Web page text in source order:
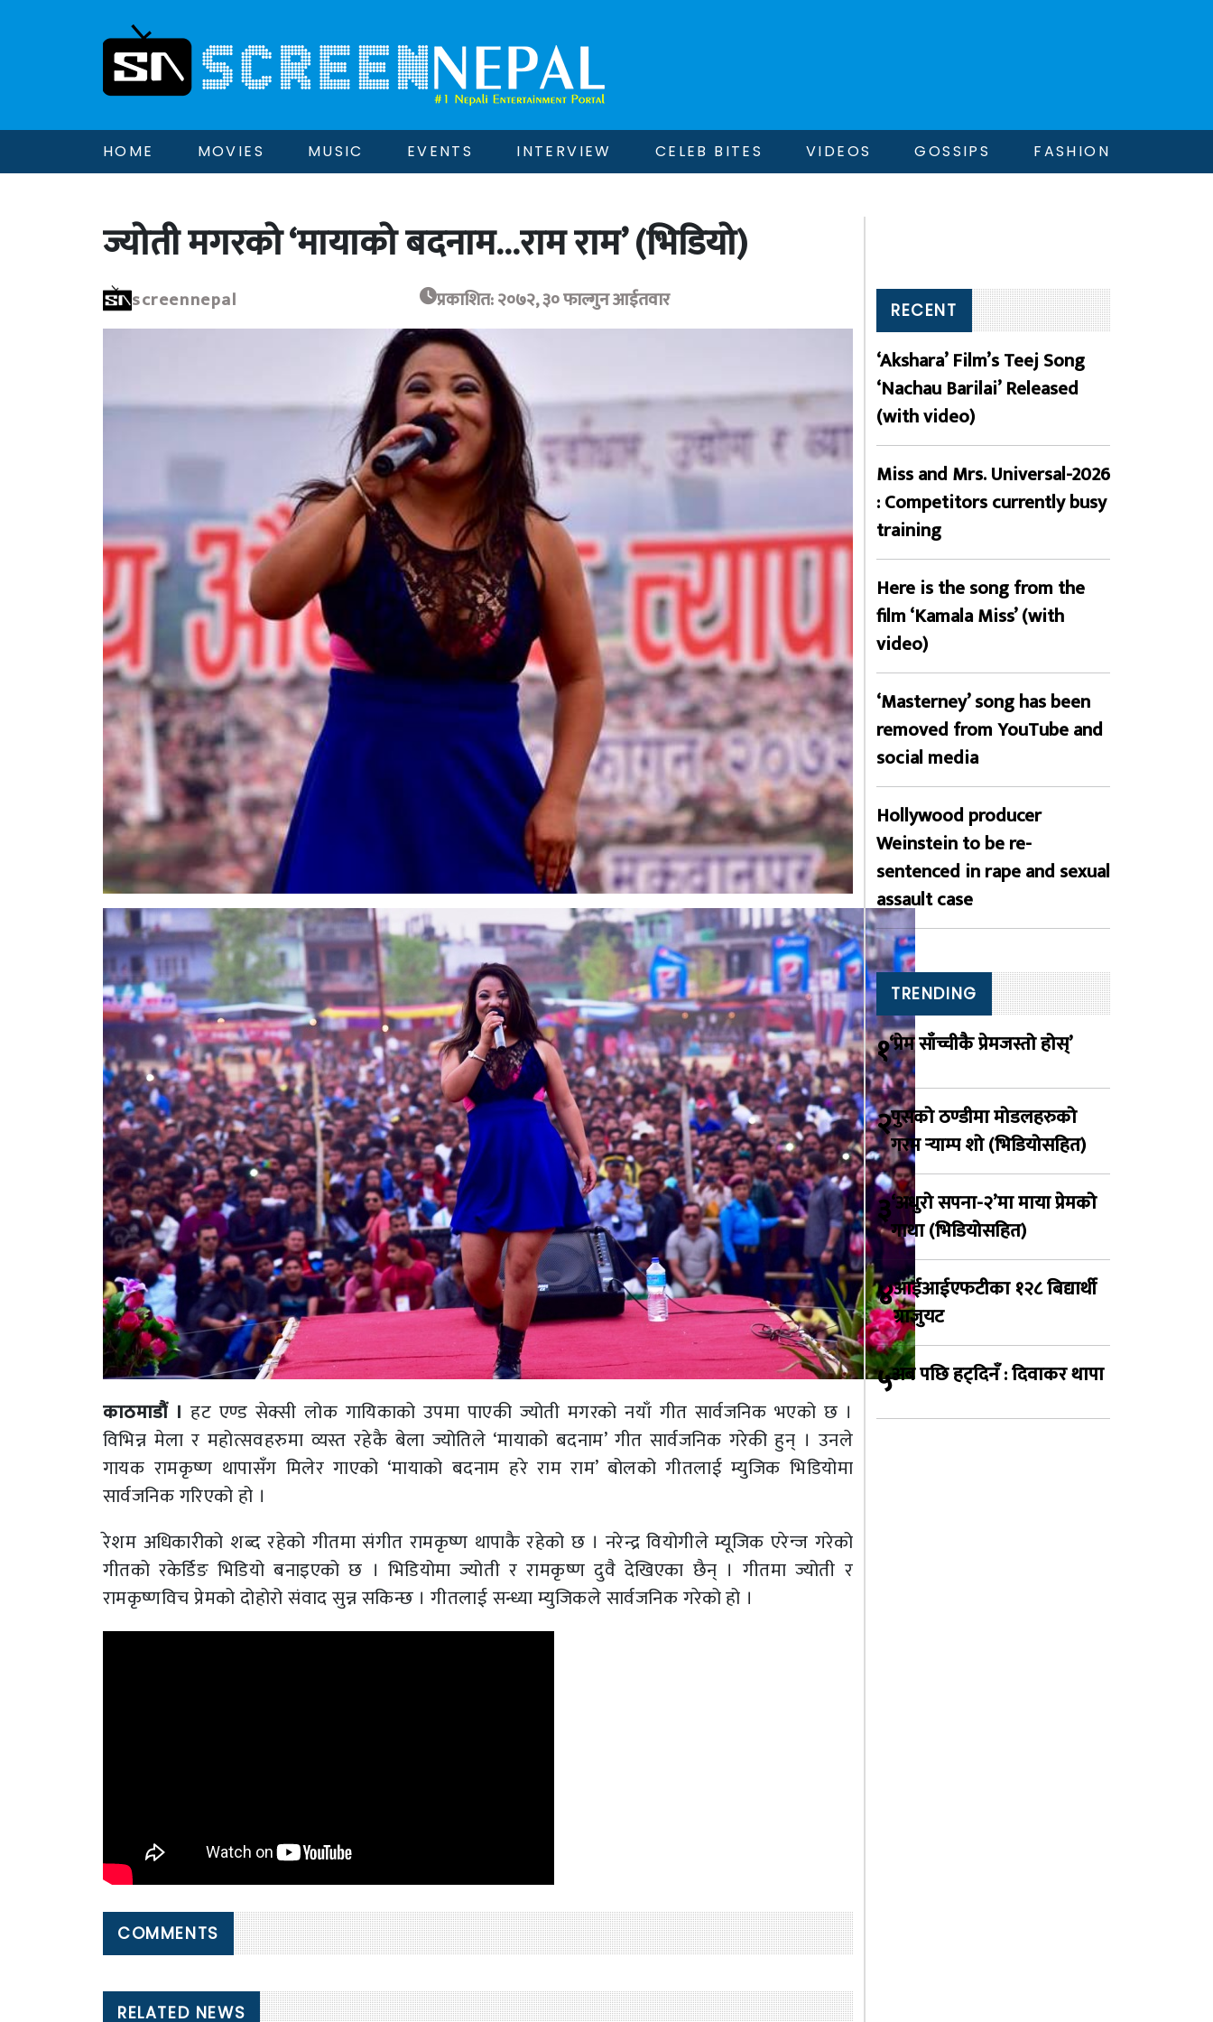
HOME MOVIES MUSIC EVENTS INTERVIEW CELEB BITES VIDEOS GOSSIPS FASHION
ज्योती मगरको ‘मायाको बदनाम…राम राम’ (भिडियो)
screennepal प्रकाशित: २०७२, ३० फाल्गुन आईतवार
काठमाडौं । हट एण्ड सेक्सी लोक गायिकाको उपमा पाएकी ज्योती मगरको नयाँ गीत सार्वजनिक भएको छ ।
विभिन्न मेला र महोत्सवहरुमा व्यस्त रहेकै बेला ज्योतिले ‘मायाको बदनाम’ गीत सार्वजनिक गरेकी हुन् । उनले
गायक रामकृष्ण थापासँग मिलेर गाएको ‘मायाको बदनाम हरे राम राम’ बोलको गीतलाई म्युजिक भिडियोमा
सार्वजनिक गरिएको हो ।
रेशम अधिकारीको शब्द रहेको गीतमा संगीत रामकृष्ण थापाकै रहेको छ । नरेन्द्र वियोगीले म्यूजिक एरेन्ज गरेको
गीतको रकेर्डिङ भिडियो बनाइएको छ । भिडियोमा ज्योती र रामकृष्ण दुवै देखिएका छैन् । गीतमा ज्योती र
रामकृष्णविच प्रेमको दोहोरो संवाद सुन्न सकिन्छ । गीतलाई सन्ध्या म्युजिकले सार्वजनिक गरेको हो ।
COMMENTS
RELATED NEWS
RECENT
‘Akshara’ Film’s Teej Song
‘Nachau Barilai’ Released
(with video)
Miss and Mrs. Universal-2026
: Competitors currently busy
training
Here is the song from the
film ‘Kamala Miss’ (with
video)
‘Masterney’ song has been
removed from YouTube and
social media
Hollywood producer
Weinstein to be re-
sentenced in rape and sexual
assault case
TRENDING
१‘प्रेम साँच्चीकै प्रेमजस्तो होस्’
२पुसको ठण्डीमा मोडलहरुको
गरम र्‍याम्प शो (भिडियोसहित)
३‘अधुरो सपना-२’मा माया प्रेमको
गाथा (भिडियोसहित)
४आईआईएफटीका १२८ बिद्यार्थी
ग्राजुयट
५अब पछि हट्दिनँ : दिवाकर थापा